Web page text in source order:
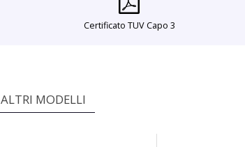
Certificato TUV Capo 3
ALTRI MODELLI